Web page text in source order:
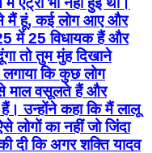
मैं हूं, कई लोग आए और
में 25 विधायक हैं और
तो तुम मुंह दिखाने
लगाया कि कुछ लोग
से माल वसूलते हैं और
उन्होंने कहा कि मैं लालू
का नहीं जो जिंदा
दी कि अगर शक्ति यादव